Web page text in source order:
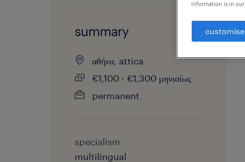
summary
αθήνα, attica
€1,100 - €1,300 μηνιαίως
permanent
specialism
multilingual
information is in our
customise